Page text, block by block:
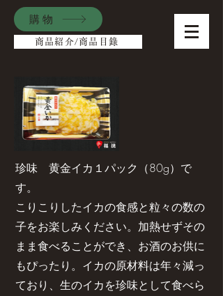
購物
商品紹介/商品目錄
珍味 黄金イカ１パック（80g）で
す。
こりこりしたイカの食感と粒々の数の
子をお楽しみください。加熱せずその
まま食べることができ、お酒のお供に
もぴったり。イカの原材料は年々減っ
ており、生のイカを珍味として食べら